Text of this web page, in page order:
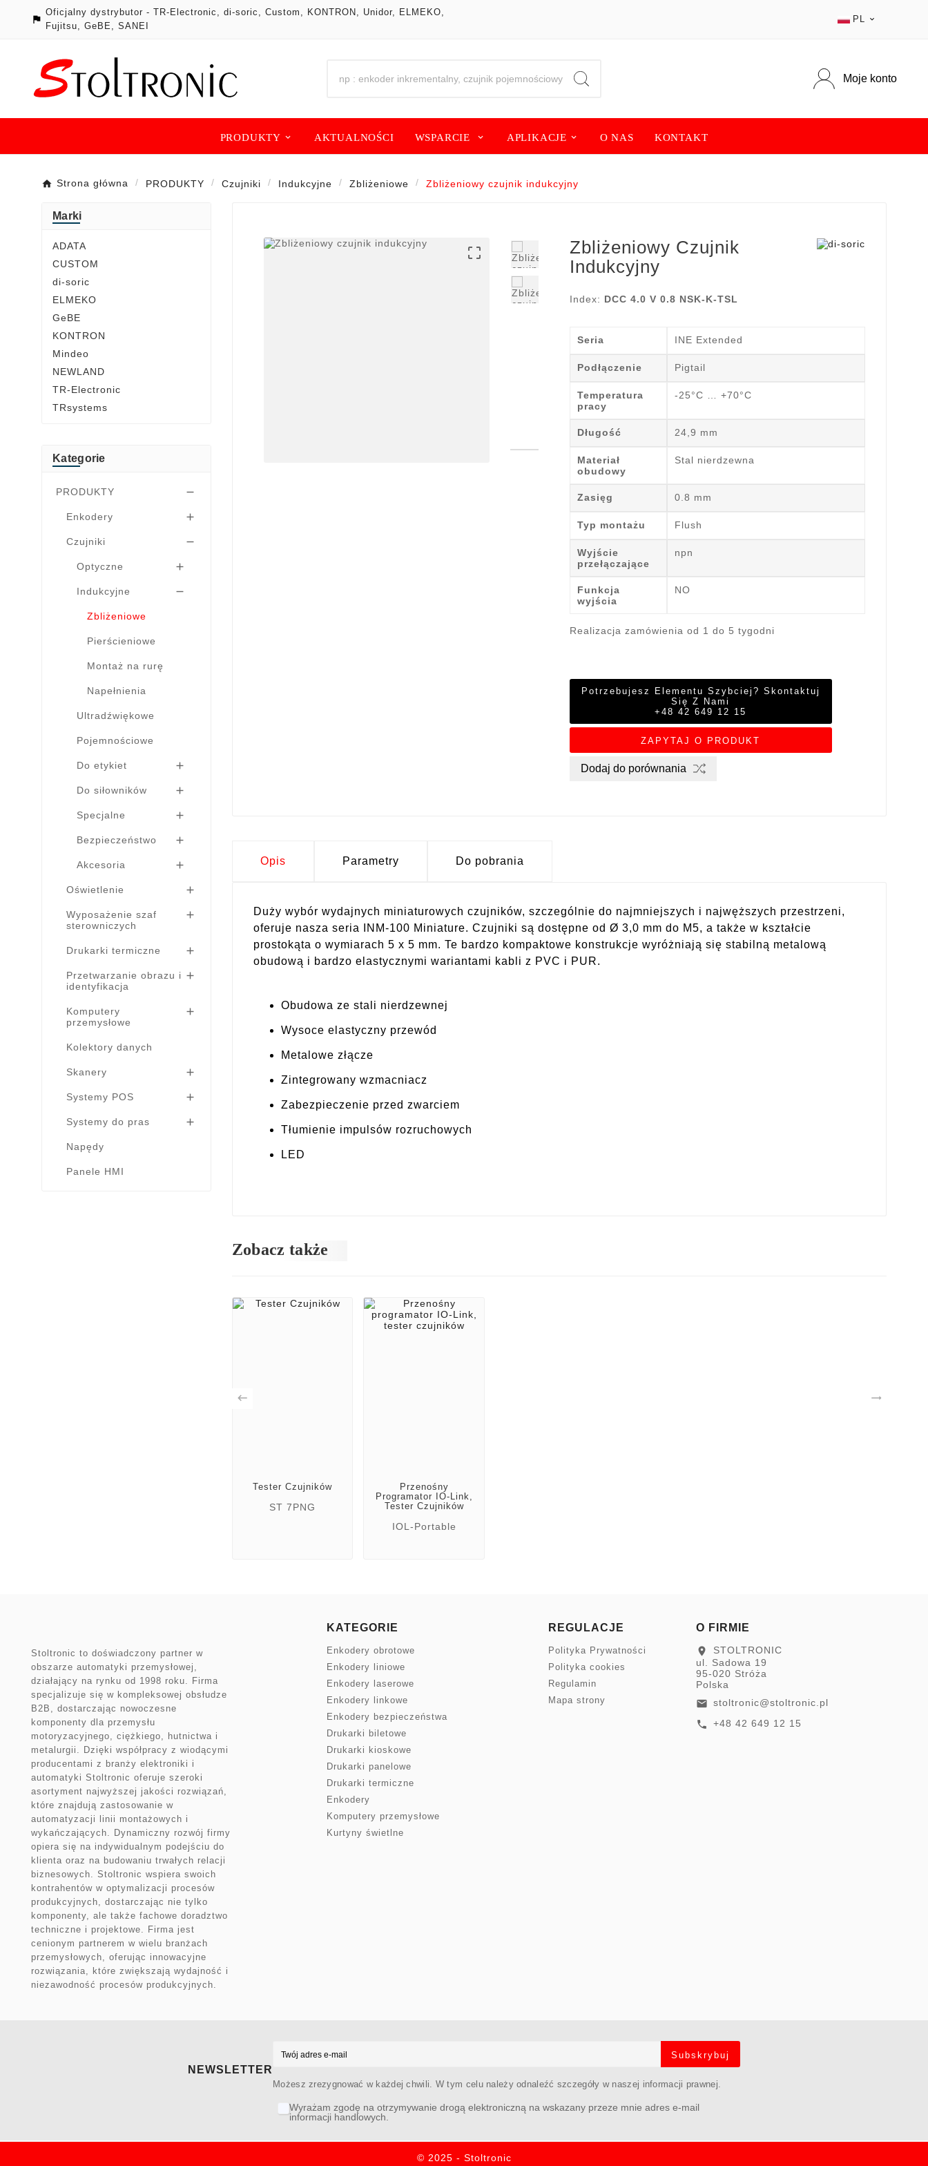

Oficjalny dystrybutor - TR-Electronic, di-soric, Custom, KONTRON, Unidor, ELMEKO,
Fujitsu, GeBE, SANEI
PL 
Moje konto
PRODUKTY AKTUALNOŚCI WSPARCIE APLIKACJE O NAS KONTAKT
Strona główna PRODUKTY Czujniki Indukcyjne Zbliżeniowe Zbliżeniowy czujnik indukcyjny
Marki
ADATA
CUSTOM
di-soric
ELMEKO
GeBE
KONTRON
Mindeo
NEWLAND
TR-Electronic
TRsystems
Kategorie
PRODUKTY 
Enkodery 
Czujniki 
Optyczne 
Indukcyjne 
Zbliżeniowe
Pierścieniowe
Montaż na rurę
Napełnienia
Ultradźwiękowe
Pojemnościowe
Do etykiet 
Do siłowników 
Specjalne 
Bezpieczeństwo 
Akcesoria 
Oświetlenie 
Wyposażenie szaf
sterowniczych

Drukarki termiczne 
Przetwarzanie obrazu i
identyfikacja

Komputery
przemysłowe

Kolektory danych
Skanery 
Systemy POS 
Systemy do pras 
Napędy
Panele HMI

Zbliżeniowy Czujnik
Indukcyjny
Index: DCC 4.0 V 0.8 NSK-K-TSL
Seria INE Extended
Podłączenie Pigtail
Temperatura
pracy
-25°C … +70°C
Długość 24,9 mm
Materiał
obudowy
Stal nierdzewna
Zasięg 0.8 mm
Typ montażu Flush
Wyjście
przełączające
npn
Funkcja
wyjścia
NO
Realizacja zamówienia od 1 do 5 tygodni
Potrzebujesz Elementu Szybciej? Skontaktuj
Się Z Nami
+48 42 649 12 15
ZAPYTAJ O PRODUKT
Dodaj do porównania
Opis Parametry Do pobrania
Duży wybór wydajnych miniaturowych czujników, szczególnie do najmniejszych i najwęższych przestrzeni,
oferuje nasza seria INM-100 Miniature. Czujniki są dostępne od Ø 3,0 mm do M5, a także w kształcie
prostokąta o wymiarach 5 x 5 mm. Te bardzo kompaktowe konstrukcje wyróżniają się stabilną metalową
obudową i bardzo elastycznymi wariantami kabli z PVC i PUR.
Obudowa ze stali nierdzewnej
Wysoce elastyczny przewód
Metalowe złącze
Zintegrowany wzmacniacz
Zabezpieczenie przed zwarciem
Tłumienie impulsów rozruchowych
LED
Zobacz także


Tester Czujników
ST 7PNG
Przenośny
Programator IO-Link,
Tester Czujników
IOL-Portable
Stoltronic to doświadczony partner w
obszarze automatyki przemysłowej,
działający na rynku od 1998 roku. Firma
specjalizuje się w kompleksowej obsłudze
B2B, dostarczając nowoczesne
komponenty dla przemysłu
motoryzacyjnego, ciężkiego, hutnictwa i
metalurgii. Dzięki współpracy z wiodącymi
producentami z branży elektroniki i
automatyki Stoltronic oferuje szeroki
asortyment najwyższej jakości rozwiązań,
które znajdują zastosowanie w
automatyzacji linii montażowych i
wykańczających. Dynamiczny rozwój firmy
opiera się na indywidualnym podejściu do
klienta oraz na budowaniu trwałych relacji
biznesowych. Stoltronic wspiera swoich
kontrahentów w optymalizacji procesów
produkcyjnych, dostarczając nie tylko
komponenty, ale także fachowe doradztwo
techniczne i projektowe. Firma jest
cenionym partnerem w wielu branżach
przemysłowych, oferując innowacyjne
rozwiązania, które zwiększają wydajność i
niezawodność procesów produkcyjnych.
KATEGORIE
Enkodery obrotowe
Enkodery liniowe
Enkodery laserowe
Enkodery linkowe
Enkodery bezpieczeństwa
Drukarki biletowe
Drukarki kioskowe
Drukarki panelowe
Drukarki termiczne
Enkodery
Komputery przemysłowe
Kurtyny świetlne
REGULACJE
Polityka Prywatności
Polityka cookies
Regulamin
Mapa strony
O FIRMIE
location_on
STOLTRONIC
ul. Sadowa 19
95-020 Stróża
Polska
email stoltronic@stoltronic.pl
call +48 42 649 12 15
NEWSLETTER
Subskrybuj
Możesz zrezygnować w każdej chwili. W tym celu należy odnaleźć szczegóły w naszej informacji prawnej.
Wyrażam zgodę na otrzymywanie drogą elektroniczną na wskazany przeze mnie adres e-mail
informacji handlowych.
© 2025 - Stoltronic